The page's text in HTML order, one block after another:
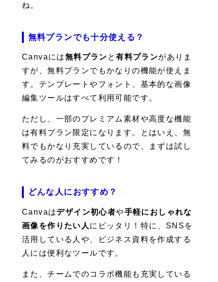
ね。
無料プランでも十分使える？
Canvaには無料プラン と有料プランがありま
すが、無料プランでもかなりの機能が使えま
す。テンプレートやフォント、基本的な画像
編集ツールはすべて利用可能です。
ただし、一部のプレミアム素材や高度な機能
は有料プラン限定になります。とはいえ、無
料でもかなり充実しているので、まずは試し
てみるのがおすすめです！
どんな人におすすめ？
Canvaはデザイン初心者や手軽におしゃれな
画像を作りたい人 にピッタリ！特に、SNSを
活用している人や、ビジネス資料を作成する
人には便利なツールです。
また、チームでのコラボ機能も充実している